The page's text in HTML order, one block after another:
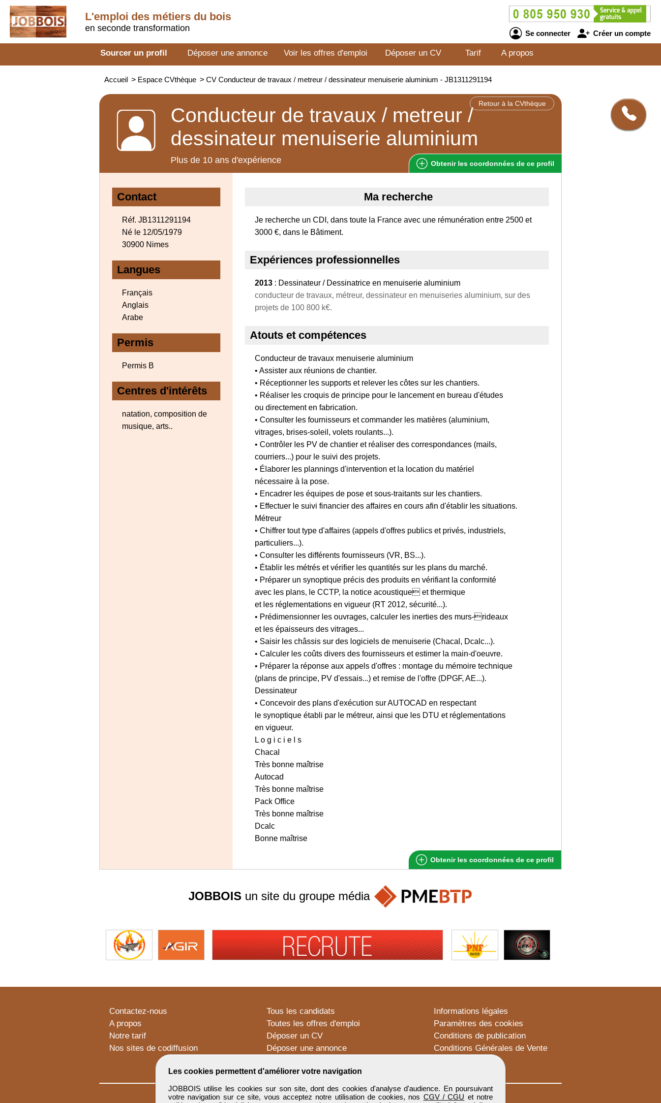
L'emploi des métiers du bois
en seconde transformation
Se connecter Créer un compte
Sourcer un profil Déposer une annonce Voir les offres d'emploi Déposer un CV Tarif A propos
Accueil > Espace CVthèque > CV Conducteur de travaux / metreur / dessinateur menuiserie aluminium - JB1311291194
Retour à la CVthèque
Conducteur de travaux / metreur /
dessinateur menuiserie aluminium
Plus de 10 ans d'expérience Obtenir les coordonnées de ce profil
Contact
Réf. JB1311291194
Né le 12/05/1979
30900 Nimes
Langues
Français
Anglais
Arabe
Permis
Permis B
Centres d'intérêts
natation, composition de
musique, arts..
Ma recherche
Je recherche un CDI, dans toute la France avec une rémunération entre 2500 et
3000 €, dans le Bâtiment.
Expériences professionnelles
2013 : Dessinateur / Dessinatrice en menuiserie aluminium
conducteur de travaux, métreur, dessinateur en menuiseries aluminium, sur des
projets de 100 800 k€.
Atouts et compétences
Conducteur de travaux menuiserie aluminium
• Assister aux réunions de chantier.
• Réceptionner les supports et relever les côtes sur les chantiers.
• Réaliser les croquis de principe pour le lancement en bureau d'études
ou directement en fabrication.
• Consulter les fournisseurs et commander les matières (aluminium,
vitrages, brises-soleil, volets roulants...).
• Contrôler les PV de chantier et réaliser des correspondances (mails,
courriers...) pour le suivi des projets.
• Élaborer les plannings d'intervention et la location du matériel
nécessaire à la pose.
• Encadrer les équipes de pose et sous-traitants sur les chantiers.
• Effectuer le suivi financier des affaires en cours afin d'établir les situations.
Métreur
• Chiffrer tout type d'affaires (appels d'offres publics et privés, industriels,
particuliers...).
• Consulter les différents fournisseurs (VR, BS...).
• Établir les métrés et vérifier les quantités sur les plans du marché.
• Préparer un synoptique précis des produits en vérifiant la conformité
avec les plans, le CCTP, la notice acoustique et thermique
et les réglementations en vigueur (RT 2012, sécurité...).
• Prédimensionner les ouvrages, calculer les inerties des murs-rideaux
et les épaisseurs des vitrages...
• Saisir les châssis sur des logiciels de menuiserie (Chacal, Dcalc...).
• Calculer les coûts divers des fournisseurs et estimer la main-d'oeuvre.
• Préparer la réponse aux appels d'offres : montage du mémoire technique
(plans de principe, PV d'essais...) et remise de l'offre (DPGF, AE...).
Dessinateur
• Concevoir des plans d'exécution sur AUTOCAD en respectant
le synoptique établi par le métreur, ainsi que les DTU et réglementations
en vigueur.
L o g i c i e l s
Chacal
Très bonne maîtrise
Autocad
Très bonne maîtrise
Pack Office
Très bonne maîtrise
Dcalc
Bonne maîtrise
Obtenir les coordonnées de ce profil
Les cookies permettent d'améliorer votre navigation
JOBBOIS utilise les cookies sur son site, dont des cookies d'analyse d'audience. En poursuivant
votre navigation sur ce site, vous acceptez notre utilisation de cookies, nos CGV / CGU et notre
JOBBOIS un site du groupe média
Contactez-nous
A propos
Notre tarif
Nos sites de codiffusion
Tous les candidats
Toutes les offres d'emploi
Déposer un CV
Déposer une annonce
Informations légales
Paramètres des cookies
Conditions de publication
Conditions Générales de Vente